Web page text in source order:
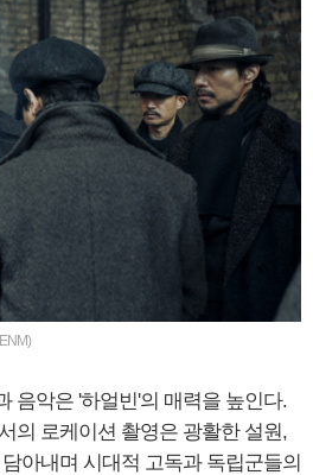
음악은 '하얼빈'의 매력을 높인다.
의 로케이션 촬영은 광활한 설원,
아내며 시대적 고독과 독립군들의